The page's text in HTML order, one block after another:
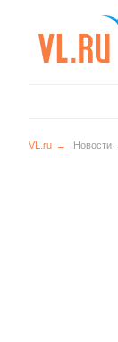
VL.ru Новости